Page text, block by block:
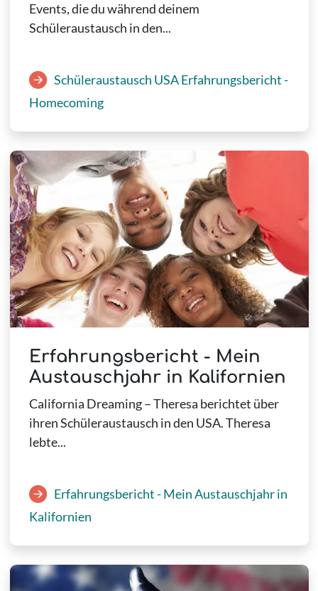
Events, die du während deinem
Schüleraustausch in den...
Schüleraustausch USA Erfahrungsbericht -
Homecoming
Erfahrungsbericht - Mein
Austauschjahr in Kalifornien
California Dreaming – Theresa berichtet über
ihren Schüleraustausch in den USA. Theresa
lebte...
Erfahrungsbericht - Mein Austauschjahr in
Kalifornien